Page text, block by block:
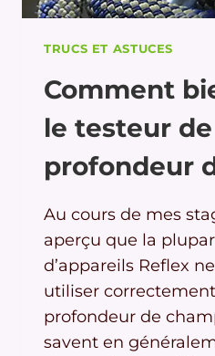
TRUCS ET ASTUCES
Comment
le testeur de
profondeur
Au cours de mes
aperçu que la
d’appareils Reflex
utiliser
profondeur de
savent en